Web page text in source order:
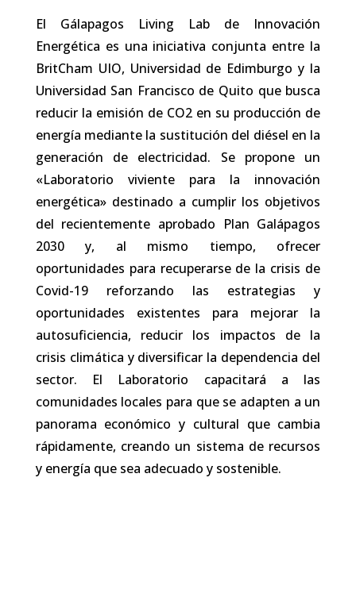
El Gálapagos Living Lab de Innovación
Energética es una iniciativa conjunta entre la
BritCham UIO, Universidad de Edimburgo y la
Universidad San Francisco de Quito que busca
reducir la emisión de CO2 en su producción de
energía mediante la sustitución del diésel en la
generación de electricidad. Se propone un
«Laboratorio viviente para la innovación
energética» destinado a cumplir los objetivos
del recientemente aprobado Plan Galápagos
2030 y, al mismo tiempo, ofrecer
oportunidades para recuperarse de la crisis de
Covid-19 reforzando las estrategias y
oportunidades existentes para mejorar la
autosuficiencia, reducir los impactos de la
crisis climática y diversificar la dependencia del
sector. El Laboratorio capacitará a las
comunidades locales para que se adapten a un
panorama económico y cultural que cambia
rápidamente, creando un sistema de recursos
y energía que sea adecuado y sostenible.